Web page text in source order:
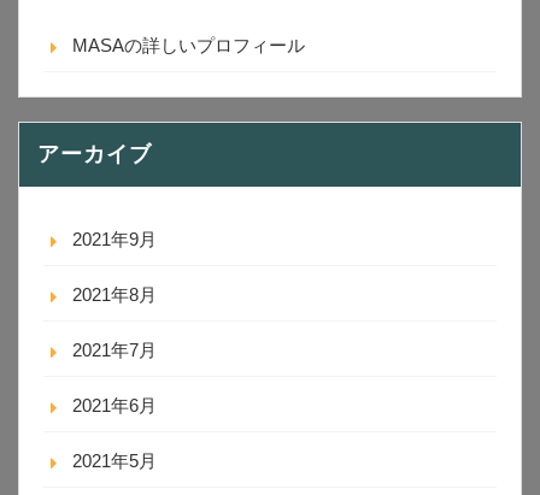
MASAの詳しいプロフィール
アーカイブ
2021年9月
2021年8月
2021年7月
2021年6月
2021年5月